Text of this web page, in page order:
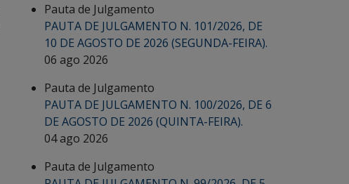
Pauta de Julgamento
PAUTA DE JULGAMENTO N. 101/2026, DE
10 DE AGOSTO DE 2026 (SEGUNDA-FEIRA).
06 ago 2026
Pauta de Julgamento
PAUTA DE JULGAMENTO N. 100/2026, DE 6
DE AGOSTO DE 2026 (QUINTA-FEIRA).
04 ago 2026
Pauta de Julgamento